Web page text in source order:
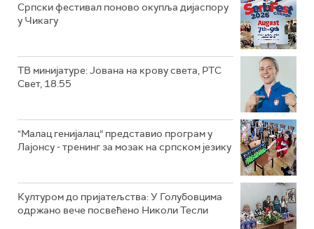
Српски фестивал поново окупља дијаспору
у Чикагу
ТВ минијатуре: Јована на крову света, РТС
Свет, 18.55
"Малац генијалац“ представио програм у
Лајонсу - тренинг за мозак на српском језику
Културом до пријатељства: У Голубовцима
одржано вече посвећено Николи Тесли